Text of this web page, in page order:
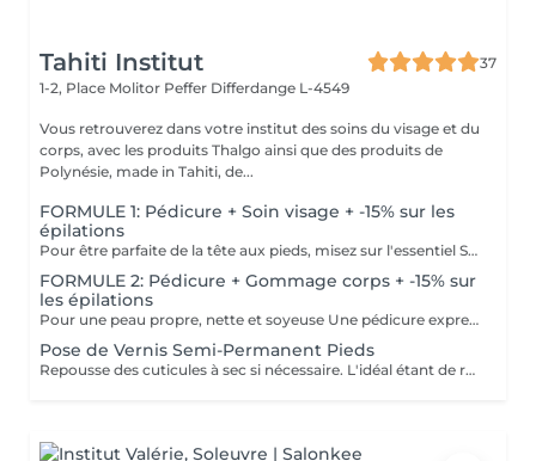
Tahiti Institut
37
1-2, Place Molitor Peffer Differdange L-4549
Vous retrouverez dans votre institut des soins du visage et du
corps, avec les produits Thalgo ainsi que des produits de
Polynésie, made in Tahiti, de...
FORMULE 1: Pédicure + Soin visage + -15% sur les
épilations
Pour être parfaite de la tête aux pieds, misez sur l'essentiel Soin du visage Bora Bora ( gommage et massage à l'huile de coco) Une pédicure express au choix rape ou trempage + Coupe et limage des ongles -15 % Sur toutes vos épilations ( à rajouter à votre RDV) Pour plus de précision, n'hésitez pas whatsapp, SMS ou appel au 661 555 858
FORMULE 2: Pédicure + Gommage corps + -15% sur
les épilations
Pour une peau propre, nette et soyeuse Une pédicure express au choix rape ou trempage + Coupe et limage des ongles Un gommage du corps (Monoï ou coco) parfait pour préparer la peau au bronzage -15 % Sur toutes vos épilations ( à rajouter à votre RDV) Pour plus de précision, n'hésitez pas whatsapp, SMS ou appel au 661 555 858
Pose de Vernis Semi-Permanent Pieds
Repousse des cuticules à sec si nécessaire. L'idéal étant de réaliser une pédicure au préalable. Pose sur vos ongles naturels, sans technique de rallongement. Si vous portez actuellement du gel, de la résine, un renfort/gainage, n'oubliez pas de sélectionner la dépose.